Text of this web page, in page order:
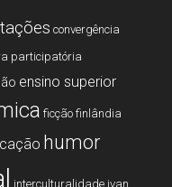
convergência
participatória
ensino superior
ficção finlândia
humor
interculturalidade ivan